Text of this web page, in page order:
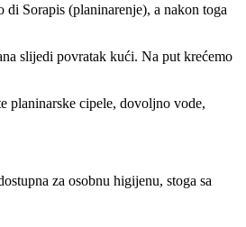
Sorapis (planinarenje), a nakon toga
slijedi povratak kući. Na put krećemo
planinarske cipele, dovoljno vode,
za osobnu higijenu, stoga sa